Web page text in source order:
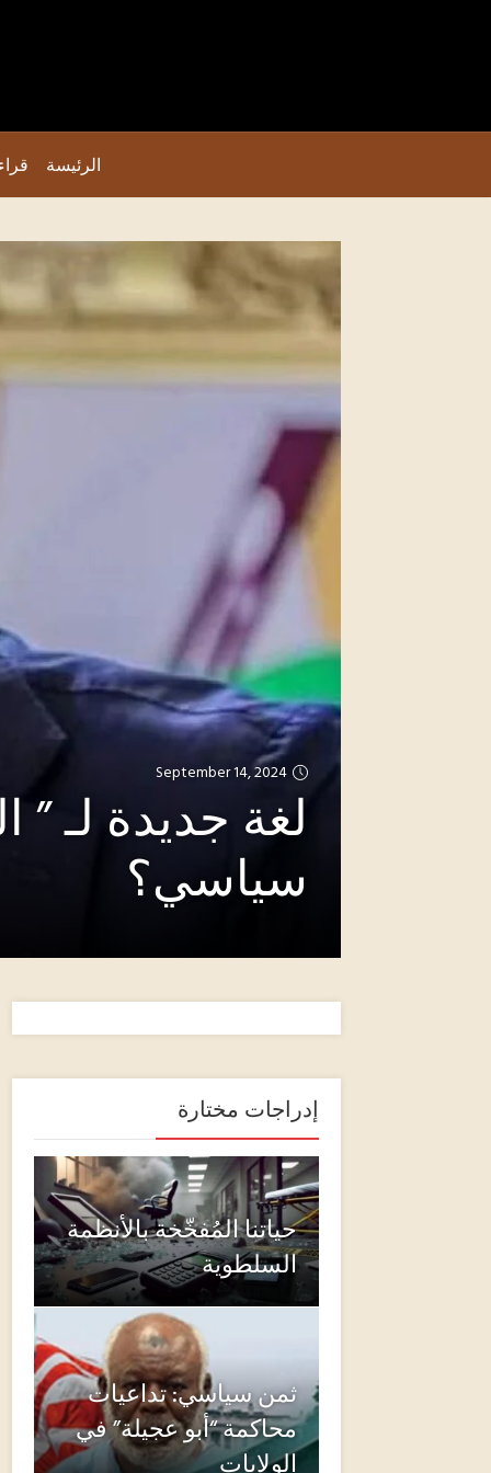
الرئيسة
September 14, 2024
لغة جديدة لـ ”
سياسي؟
إدراجات مختارة
حياتنا المُفخّخة بالأنظمة
السلطوية
ثمن سياسي: تداعيات
محاكمة “أبو عجيلة” في